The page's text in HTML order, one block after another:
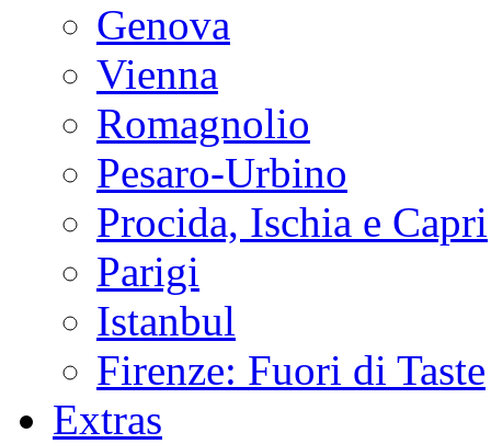
Genova
Vienna
Romagnolio
Pesaro-Urbino
Procida, Ischia e Capri
Parigi
Istanbul
Firenze: Fuori di Taste
Extras